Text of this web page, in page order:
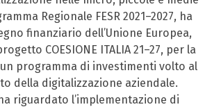
Regionale FESR 2021–2027, ha
finanziario dell’Unione Europea,
COESIONE ITALIA 21–27, per la
programma di investimenti volto al
della digitalizzazione aziendale.
riguardato l’implementazione di